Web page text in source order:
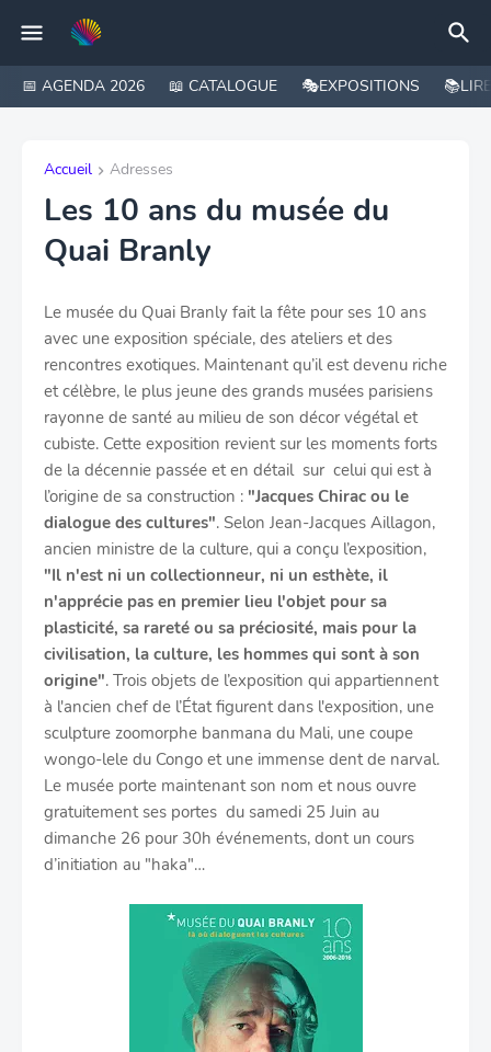
📅 AGENDA 2026 📖 CATALOGUE 🎭EXPOSITIONS 📚LIRE
Accueil Adresses
Les 10 ans du musée du
Quai Branly
Le musée du Quai Branly fait la fête pour ses 10 ans
avec une exposition spéciale, des ateliers et des
rencontres exotiques. Maintenant qu’il est devenu riche
et célèbre, le plus jeune des grands musées parisiens
rayonne de santé au milieu de son décor végétal et
cubiste. Cette exposition revient sur les moments forts
de la décennie passée et en détail sur celui qui est à
l’origine de sa construction : "Jacques Chirac ou le
dialogue des cultures". Selon Jean-Jacques Aillagon,
ancien ministre de la culture, qui a conçu l’exposition,
"Il n'est ni un collectionneur, ni un esthète, il
n'apprécie pas en premier lieu l'objet pour sa
plasticité, sa rareté ou sa préciosité, mais pour la
civilisation, la culture, les hommes qui sont à son
origine". Trois objets de l’exposition qui appartiennent
à l'ancien chef de l’État figurent dans l'exposition, une
sculpture zoomorphe banmana du Mali, une coupe
wongo-lele du Congo et une immense dent de narval.
Le musée porte maintenant son nom et nous ouvre
gratuitement ses portes du samedi 25 Juin au
dimanche 26 pour 30h événements, dont un cours
d’initiation au "haka"…